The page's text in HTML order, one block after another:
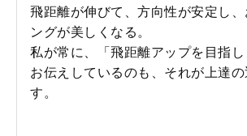
飛距離が伸びて、方向性が安定し、
ングが美しくなる。
私が常に、「飛距離アップを目指し
お伝えしているのも、それが上達
す。